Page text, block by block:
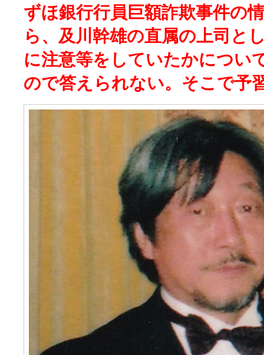
ずほ銀行行員巨額詐欺事件の
ら、及川幹雄の直属の上司と
に注意等をしていたかについ
ので答えられない。そこで予